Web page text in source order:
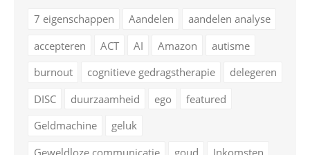
7 eigenschappen Aandelen
aandelen analyse
accepteren
ACT AI Amazon
autisme
burnout
cognitieve gedragstherapie
delegeren
DISC
duurzaamheid ego
featured
Geldmachine
geluk
Geweldloze communicatie
goud
Inkomsten